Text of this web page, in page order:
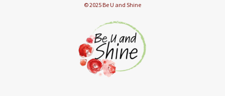
© 2025 Be U and Shine